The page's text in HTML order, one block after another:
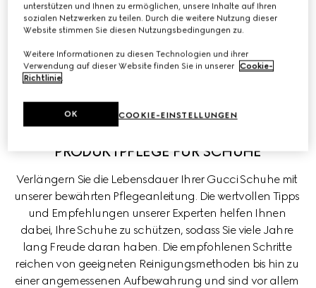
PRODUKTPFLEGE FÜR SCHUHE
Verlängern Sie die Lebensdauer Ihrer Gucci Schuhe mit
unserer bewährten Pflegeanleitung. Die wertvollen Tipps
und Empfehlungen unserer Experten helfen Ihnen
dabei, Ihre Schuhe zu schützen, sodass Sie viele Jahre
lang Freude daran haben. Die empfohlenen Schritte
reichen von geeigneten Reinigungsmethoden bis hin zu
einer angemessenen Aufbewahrung und sind vor allem
unterstützen und Ihnen zu ermöglichen, unsere Inhalte auf Ihren
sozialen Netzwerken zu teilen. Durch die weitere Nutzung dieser
Website stimmen Sie diesen Nutzungsbedingungen zu.
Weitere Informationen zu diesen Technologien und ihrer
Verwendung auf dieser Website finden Sie in unserer Cookie-
Richtlinie.
COOKIE-EINSTELLUNGEN
OK